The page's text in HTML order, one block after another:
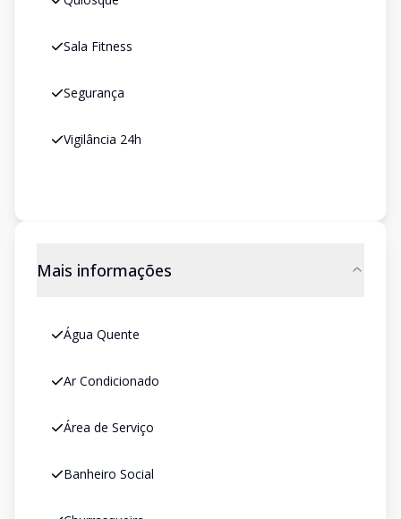
Sala Fitness
Segurança
Vigilância 24h
Mais informações
Água Quente
Ar Condicionado
Área de Serviço
Banheiro Social